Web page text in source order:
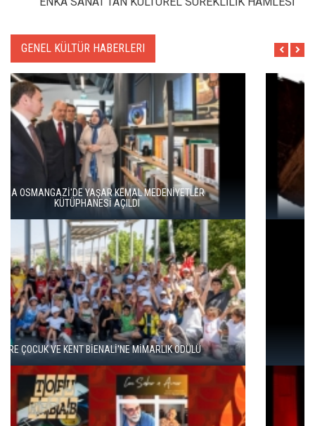
GENEL KÜLTÜR HABERLERI
HERITAGE İSTANBUL 2026 BAŞLADI
HAYDARPAŞA VE SİRKECİ GARLARI SANATLA YENİDEN
DOĞUYOR